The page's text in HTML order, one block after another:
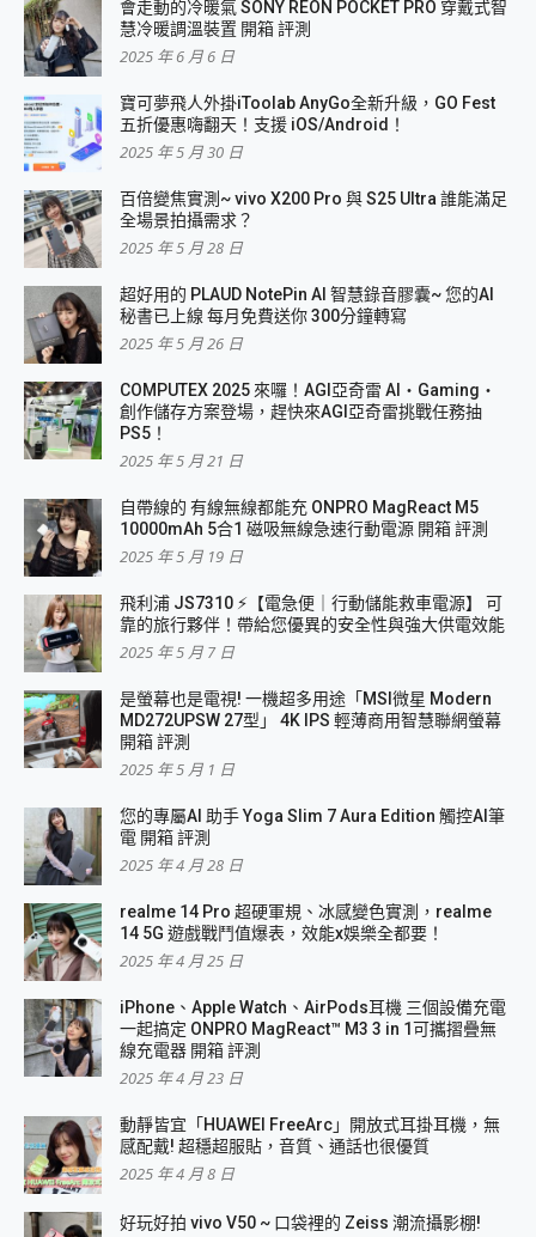
會走動的冷暖氣 SONY REON POCKET PRO 穿戴式智
慧冷暖調溫裝置 開箱 評測
2025 年 6 月 6 日
寶可夢飛人外掛iToolab AnyGo全新升級，GO Fest
五折優惠嗨翻天！支援 iOS/Android！
2025 年 5 月 30 日
百倍變焦實測~ vivo X200 Pro 與 S25 Ultra 誰能滿足
全場景拍攝需求？
2025 年 5 月 28 日
超好用的 PLAUD NotePin AI 智慧錄音膠囊~ 您的AI
秘書已上線 每月免費送你 300分鐘轉寫
2025 年 5 月 26 日
COMPUTEX 2025 來囉！AGI亞奇雷 AI・Gaming・
創作儲存方案登場，趕快來AGI亞奇雷挑戰任務抽
PS5！
2025 年 5 月 21 日
自帶線的 有線無線都能充 ONPRO MagReact M5
10000mAh 5合1 磁吸無線急速行動電源 開箱 評測
2025 年 5 月 19 日
飛利浦 JS7310 ⚡【電急便｜行動儲能救車電源】 可
靠的旅行夥伴！帶給您優異的安全性與強大供電效能
2025 年 5 月 7 日
是螢幕也是電視! 一機超多用途「MSI微星 Modern
MD272UPSW 27型」 4K IPS 輕薄商用智慧聯網螢幕
開箱 評測
2025 年 5 月 1 日
您的專屬AI 助手 Yoga Slim 7 Aura Edition 觸控AI筆
電 開箱 評測
2025 年 4 月 28 日
realme 14 Pro 超硬軍規、冰感變色實測，realme
14 5G 遊戲戰鬥值爆表，效能x娛樂全都要！
2025 年 4 月 25 日
iPhone、Apple Watch、AirPods耳機 三個設備充電
一起搞定 ONPRO MagReact™ M3 3 in 1可攜摺疊無
線充電器 開箱 評測
2025 年 4 月 23 日
動靜皆宜「HUAWEI FreeArc」開放式耳掛耳機，無
感配戴! 超穩超服貼，音質、通話也很優質
2025 年 4 月 8 日
好玩好拍 vivo V50 ~ 口袋裡的 Zeiss 潮流攝影棚!